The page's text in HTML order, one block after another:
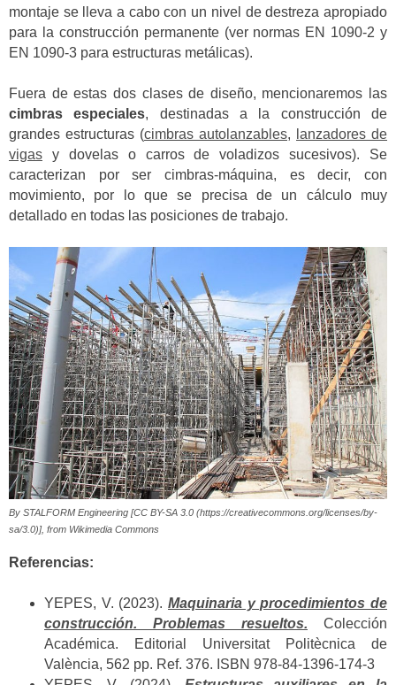
montaje se lleva a cabo con un nivel de destreza apropiado
para la construcción permanente (ver normas EN 1090-2 y
EN 1090-3 para estructuras metálicas).
Fuera de estas dos clases de diseño, mencionaremos las
cimbras especiales, destinadas a la construcción de
grandes estructuras (cimbras autolanzables,
lanzadores de
vigas y dovelas o carros de voladizos sucesivos). Se
caracterizan por ser cimbras-máquina, es decir, con
movimiento, por lo que se precisa de un cálculo muy
detallado en todas las posiciones de trabajo.
By STALFORM Engineering [CC BY-SA 3.0 (https://creativecommons.org/licenses/by-
sa/3.0)], from Wikimedia Commons
Referencias:
YEPES, V. (2023). Maquinaria y procedimientos de
construcción. Problemas resueltos. Colección
Académica. Editorial Universitat Politècnica de
València, 562 pp. Ref. 376. ISBN 978-84-1396-174-3